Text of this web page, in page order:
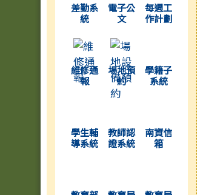
差勤系
統
電子公
文
每週工
作計劃
維修通
報
(另開新視窗)
場地預
約
(另開新視窗)
學籍子
系統
(另開新視窗)
學生輔
導系統
教師認
證系統
南資信
箱
(另開新視窗)
(另開新視窗)